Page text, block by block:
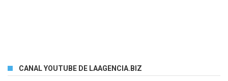
CANAL YOUTUBE DE LAAGENCIA.BIZ